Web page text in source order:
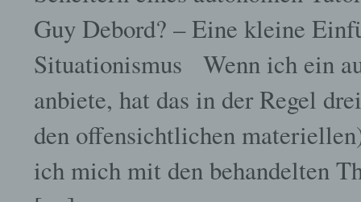
Guy Debord? – Eine kleine
Situationismus Wenn ich ein
anbiete, hat das in der Regel
den offensichtlichen
ich mich mit den behandelten